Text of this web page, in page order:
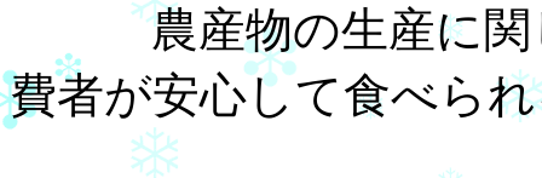
農産物の生産に関し
費者が安心して食べら